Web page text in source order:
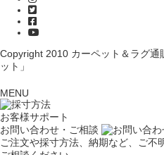
Copyright 2010 カーペット＆ラグ通
ット」
MENU
お客様サポート
お問い合わせ・ご相談
ご注文や採寸方法、納期など、ご不